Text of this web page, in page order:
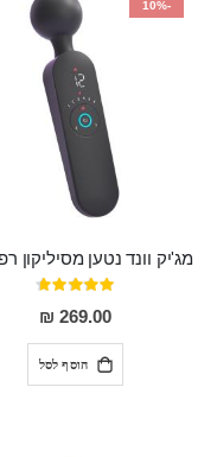
-10%
דירוג:
93%
269.00 ₪
הוסף לסל